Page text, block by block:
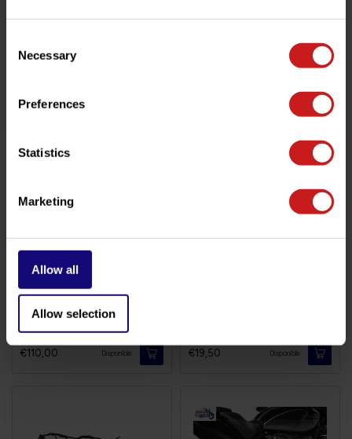
Selection
Necessary
Preferences
Statistics
Marketing
Allow all
Allow selection
Disponible
Sacoche de Réservoir
€110,00 Disponible €19,50 Disponible